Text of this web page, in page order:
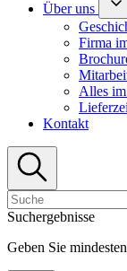
Über uns
Firma
Alles
Kontakt
Suchergebnisse
Geben Sie